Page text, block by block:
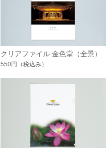
クリアファイル 金色堂（全景）
550円 （税込み）